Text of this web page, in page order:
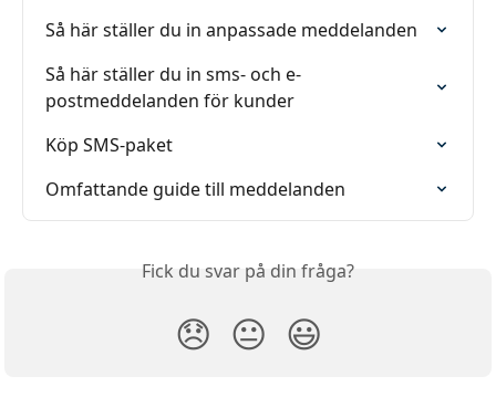
Så här ställer du in anpassade meddelanden
Så här ställer du in sms- och e-
postmeddelanden för kunder
Köp SMS-paket
Omfattande guide till meddelanden
Fick du svar på din fråga?
😞 😐 😃